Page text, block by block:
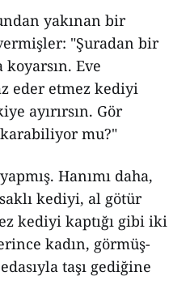
yakınan bir
"Şuradan bir
Eve
eder etmez kediyi
ayırırsın. Gör
mu?"
Hanımı daha,
kediyi, al götür
kediyi kaptığı gibi iki
kadın, görmüş-
taşı gediğine